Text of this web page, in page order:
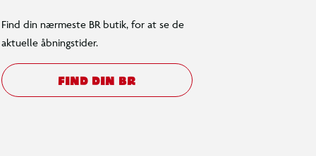
Find din nærmeste BR butik, for at se de
aktuelle åbningstider.
FIND DIN BR